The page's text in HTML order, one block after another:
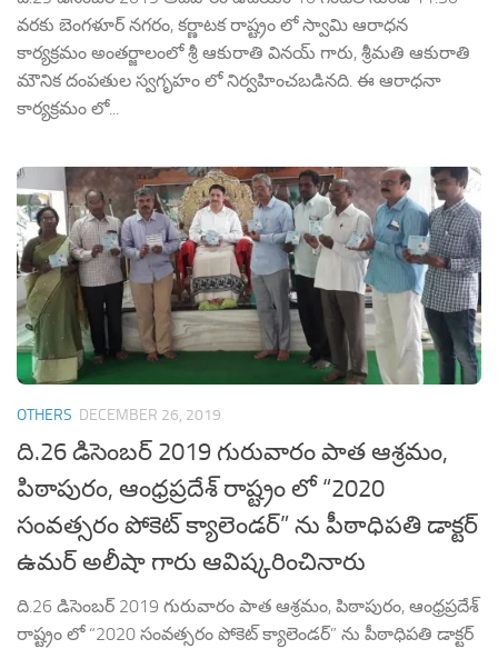
వరకు బెంగళూర్ నగరం, కర్ణాటక రాష్ట్రం లో స్వామి ఆరాధన
కార్యక్రమం అంతర్జాలంలో శ్రీ ఆకురాతి వినయ్ గారు, శ్రీమతి ఆకురాతి
మౌనిక దంపతుల స్వగృహం లో నిర్వహించబడినది. ఈ ఆరాధనా
కార్యక్రమం లో...
OTHERS DECEMBER 26, 2019
ది.26 డిసెంబర్ 2019 గురువారం పాత ఆశ్రమం,
పిఠాపురం, ఆంధ్రప్రదేశ్ రాష్ట్రం లో “2020
సంవత్సరం పోకెట్ క్యాలెండర్” ను పీఠాధిపతి డాక్టర్
ఉమర్ అలీషా గారు ఆవిష్కరించినారు
ది.26 డిసెంబర్ 2019 గురువారం పాత ఆశ్రమం, పిఠాపురం, ఆంధ్రప్రదేశ్
రాష్ట్రం లో “2020 సంవత్సరం పోకెట్ క్యాలెండర్” ను పీఠాధిపతి డాక్టర్